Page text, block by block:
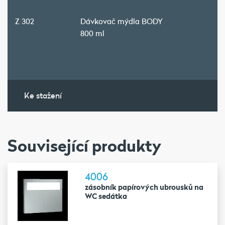
Z 302
Dávkovač mýdla BODY
800 ml
Ke stažení
Související produkty
4006
zásobník papírových ubrousků na
WC sedátka